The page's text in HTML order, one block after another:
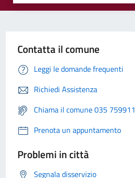
Contatta il comune
Leggi le domande frequenti
Richiedi Assistenza
Chiama il comune 035 759911
Prenota un appuntamento
Problemi in città
Segnala disservizio